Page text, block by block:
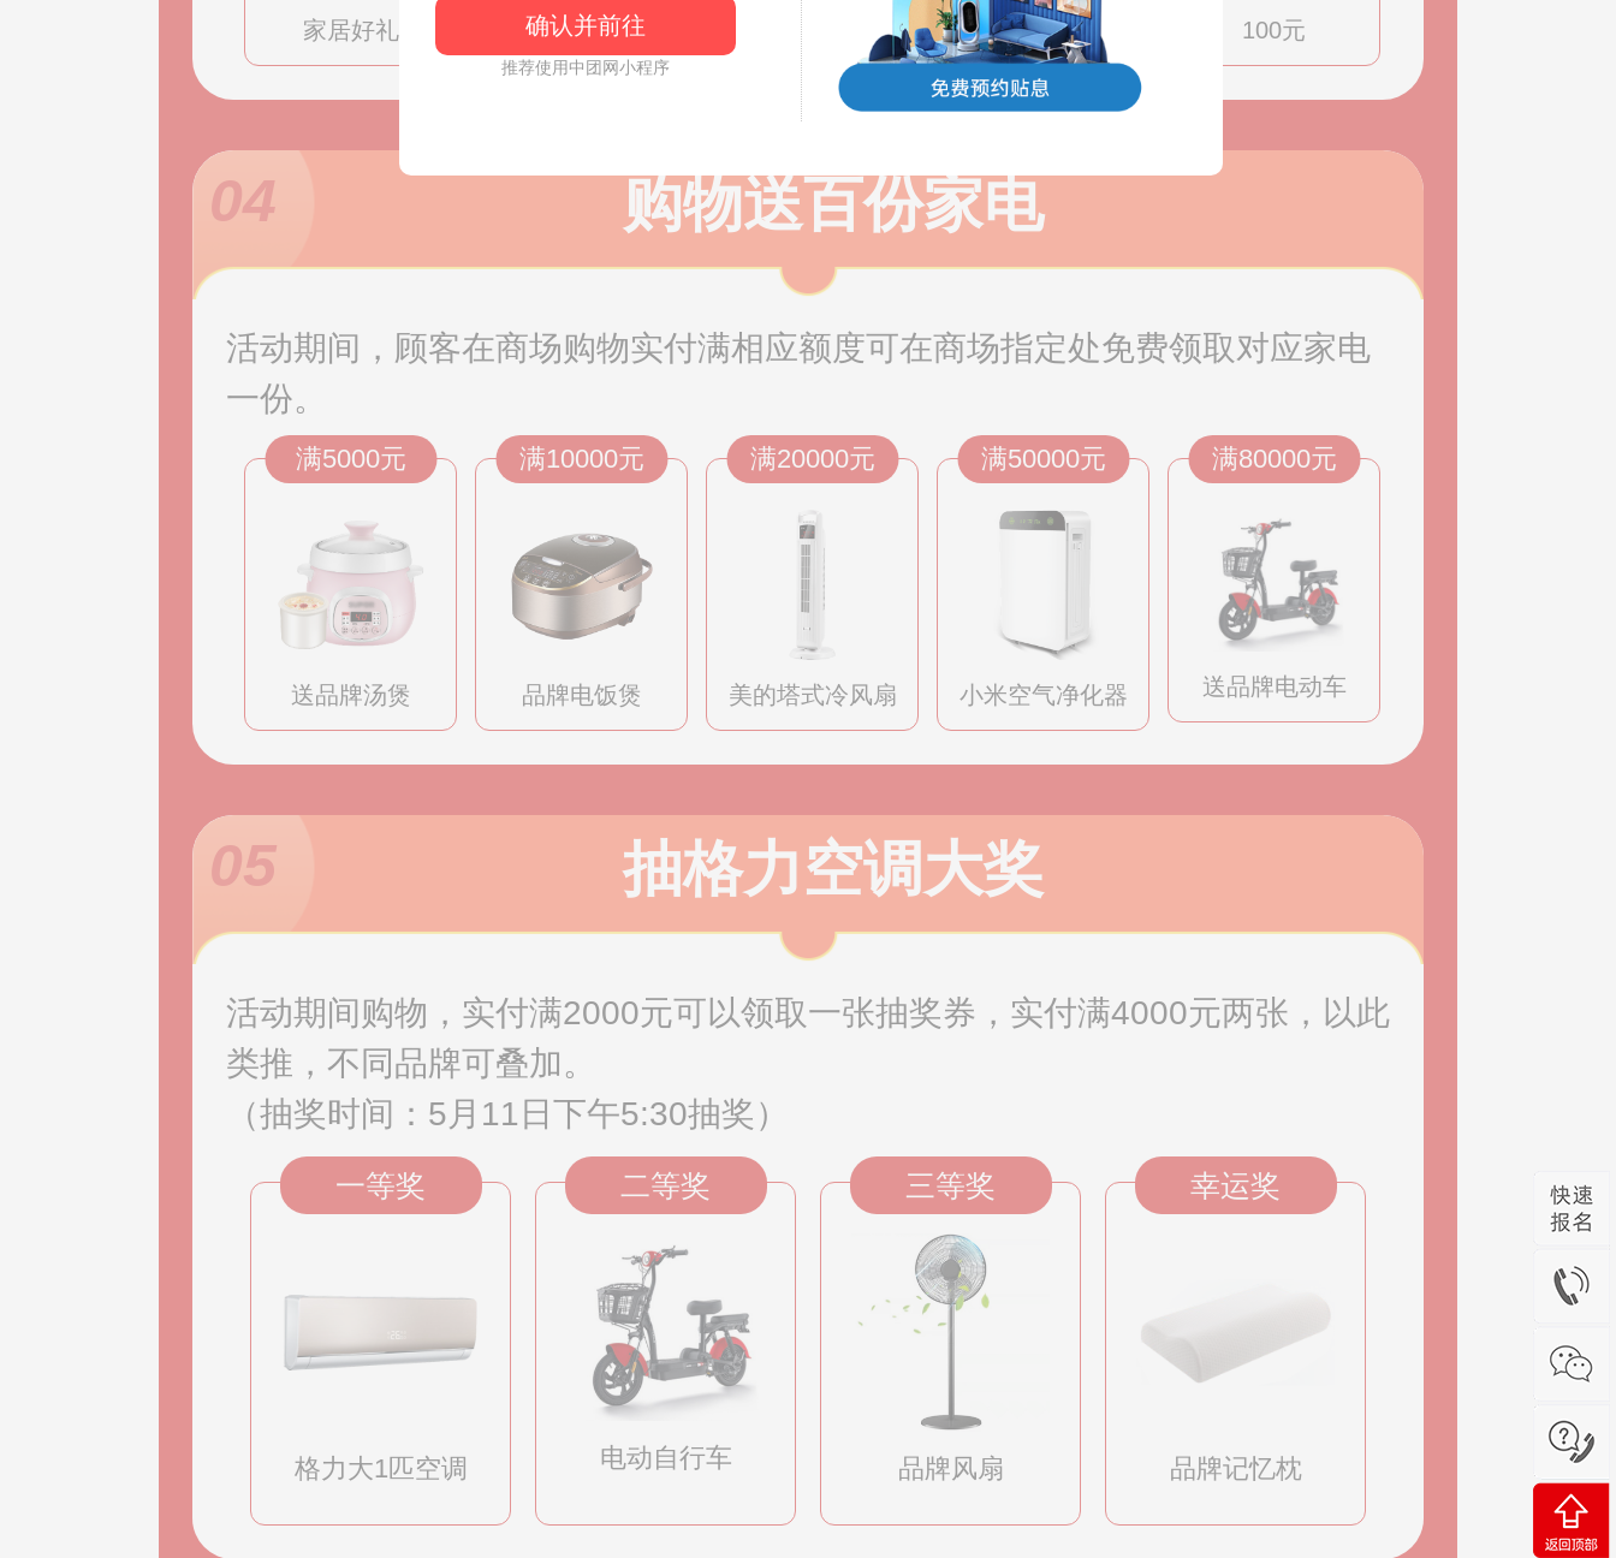
家居好礼 15元 30元 50元 100元
04 购物送百份家电
活动期间，顾客在商场购物实付满相应额度可在商场指定处免费领取对应家电
一份。
满5000元
送品牌汤煲
满10000元
品牌电饭煲
满20000元
美的塔式冷风扇
满50000元
小米空气净化器
满80000元
送品牌电动车
05 抽格力空调大奖
活动期间购物，实付满2000元可以领取一张抽奖券，实付满4000元两张，以此
类推，不同品牌可叠加。
（抽奖时间：5月11日下午5:30抽奖）
一等奖
格力大1匹空调
二等奖
电动自行车
三等奖
品牌风扇
幸运奖
品牌记忆枕
确认并前往
推荐使用中团网小程序